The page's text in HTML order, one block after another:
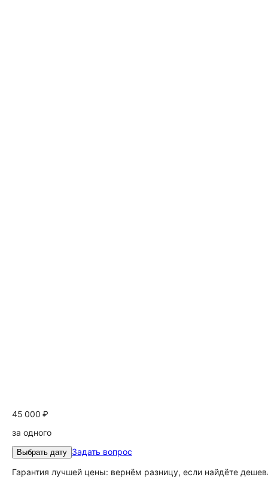
45 000 ₽
за одного
Выбрать дату Задать вопрос
Гарантия лучшей цены: вернём разницу, если найдёте